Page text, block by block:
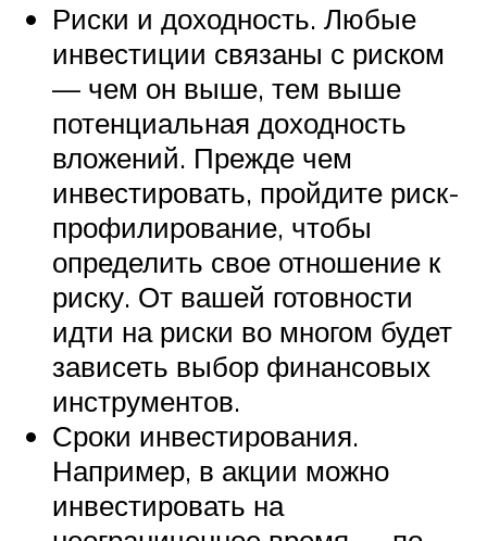
Риски и доходность. Любые
инвестиции связаны с риском
— чем он выше, тем выше
потенциальная доходность
вложений. Прежде чем
инвестировать, пройдите риск-
профилирование, чтобы
определить свое отношение к
риску. От вашей готовности
идти на риски во многом будет
зависеть выбор финансовых
инструментов.
Сроки инвестирования.
Например, в акции можно
инвестировать на